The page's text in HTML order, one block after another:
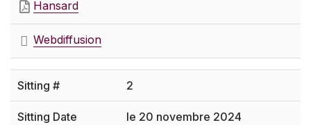
Hansard
Webdiffusion
2
le 20 novembre 2024